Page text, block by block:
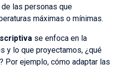
las personas que
máximas o mínimas.
se enfoca en la
y lo que proyectamos, ¿qué
Por ejemplo, cómo adaptar las